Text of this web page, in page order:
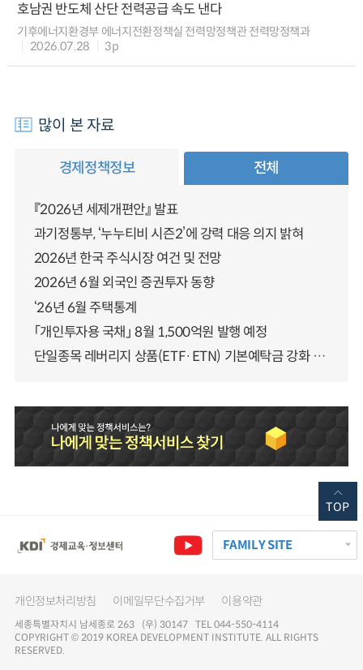
호남권 반도체 산단 전력공급 속도 낸다
기후에너지환경부 에너지전환정책실 전력망정책관 전력망정책과
2026.07.28
3p
많이 본 자료
경제정책정보 전체
『2026년 세제개편안』 발표
과기정통부, ‘누누티비 시즌2’에 강력 대응 의지 밝혀
2026년 한국 주식시장 여건 및 전망
2026년 6월 외국인 증권투자 동향
‘26년 6월 주택통계
「개인투자용 국채」 8월 1,500억원 발행 예정
단일종목 레버리지 상품(ETF·ETN) 기본예탁금 강화 조기시행 방안 안내
FAMILY SITE
개인정보처리방침 이메일무단수집거부 이용약관
세종특별자치시 남세종로 263 (우) 30147 TEL 044-550-4114
COPYRIGHT © 2019 KOREA DEVELOPMENT INSTITUTE. ALL RIGHTS
RESERVED.
TOP